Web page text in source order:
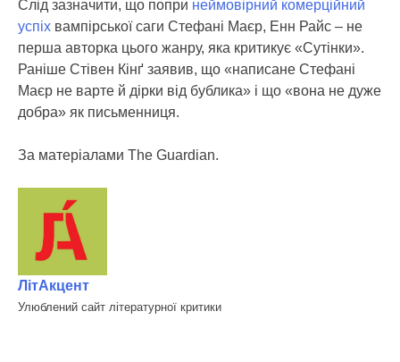
Слід зазначити, що попри неймовірний комерційний
успіх вампірської саги Стефані Маєр, Енн Райс – не
перша авторка цього жанру, яка критикує «Сутінки».
Раніше Стівен Кінґ заявив, що «написане Стефані
Маєр не варте й дірки від бублика» і що «вона не дуже
добра» як письменниця.
За матеріалами The Guardian.
ЛітАкцент
Улюблений сайт літературної критики